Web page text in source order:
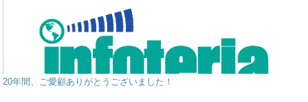
20年間、ご愛顧ありがとうございました！